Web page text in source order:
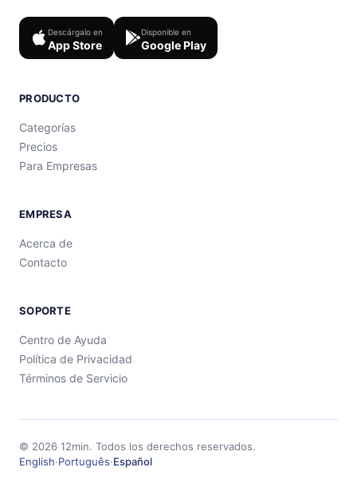
Descárgalo en
App Store
Disponible en
Google Play
PRODUCTO
Categorías
Precios
Para Empresas
EMPRESA
Acerca de
Contacto
SOPORTE
Centro de Ayuda
Política de Privacidad
Términos de Servicio
© 2026 12min. Todos los derechos reservados.
English·Português·Español